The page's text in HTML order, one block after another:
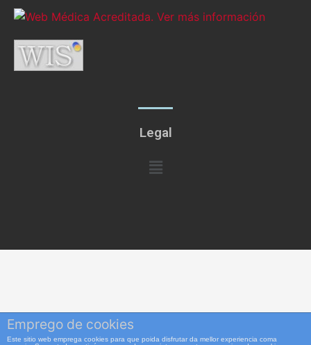
Legal
Menú
Emprego de cookies
Este sitio web emprega cookies para que poida disfrutar da mellor experiencia coma